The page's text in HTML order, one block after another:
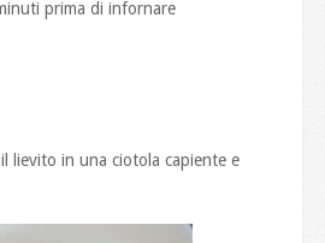
prima di infornare
lievito in una ciotola capiente e